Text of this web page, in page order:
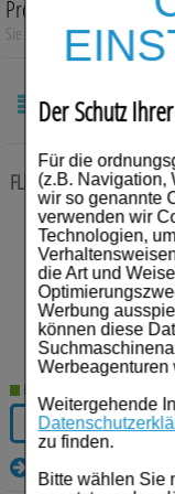
Der Schutz
Für die
(z.B. Navigation,
wir so genannte
verwenden wir
Technologien,
die Art und
Werbung
können diese
Werbeagenturen
Weitergehende
zu finden.
Bitte wählen Sie
Auge, Ohr, Nase & Mund
Diabetes
Erkältungskrankheiten
Haut, Haare & Nägel
Herz, Kreislauf & Gefäße
Magen/Darm & Leber/
Schmerzen
Für Kinder
Für Ihn
Produktsuche
Sie suchen nach: „Kyberg
NACH:
FLINT Sprühpflaster50
Details